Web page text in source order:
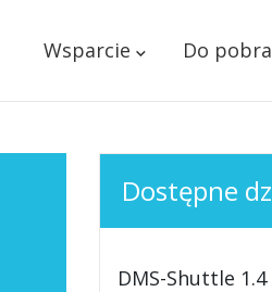
Wsparcie Do
Dostępne
DMS-Shuttle